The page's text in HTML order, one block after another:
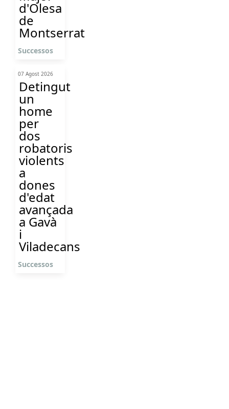
d'Olesa
de
Montserrat
Successos
07 Agost 2026
Detingut
un
home
per
dos
robatoris
violents
a
dones
d'edat
avançada
a Gavà
i
Viladecans
Successos